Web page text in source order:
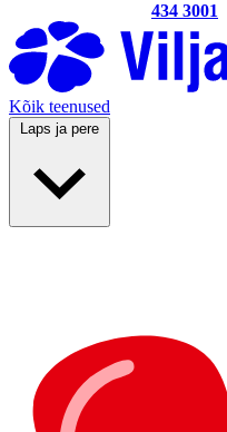
434 3001
Kõik teenused
Laps ja pere